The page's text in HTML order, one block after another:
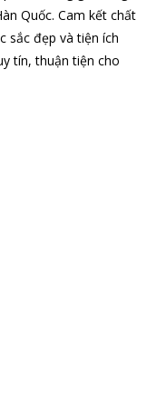
số 0 Hohoemi
tiền đình bổ não
số 0 Hohoemi
800g)
Quốc. Cam kết chất
sắc đẹp và tiện ích
tín, thuận tiện cho